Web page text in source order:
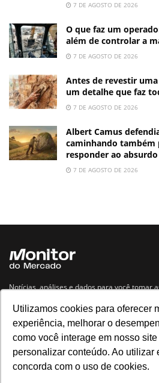
Utilizamos cookies para oferecer
experiência, melhorar o
como você interage em nosso site
personalizar conteúdo. Ao utilizar
concorda com o uso de cookies.
7 DE AGOSTO DE 2026
O que faz um
além de controlar a
7 DE AGOSTO DE 2026
Antes de revestir
um detalhe que faz
7 DE AGOSTO DE 2026
Albert Camus
caminhando também
responder ao
7 DE AGOSTO DE 2026
Notícias, análises e dados para você tomar
Navegue no site
Últimas notícias Quem somos E-
Política de privacidade